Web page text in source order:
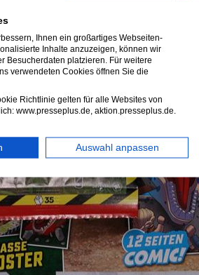
Ihnen ein großartiges Webseiten-
Inhalte anzuzeigen, können wir
Besucherdaten platzieren. Für weitere
verwendeten Cookies öffnen Sie die
Richtlinie gelten für alle Websites von
www.presseplus.de, aktion.presseplus.de.
Auswahl anpassen